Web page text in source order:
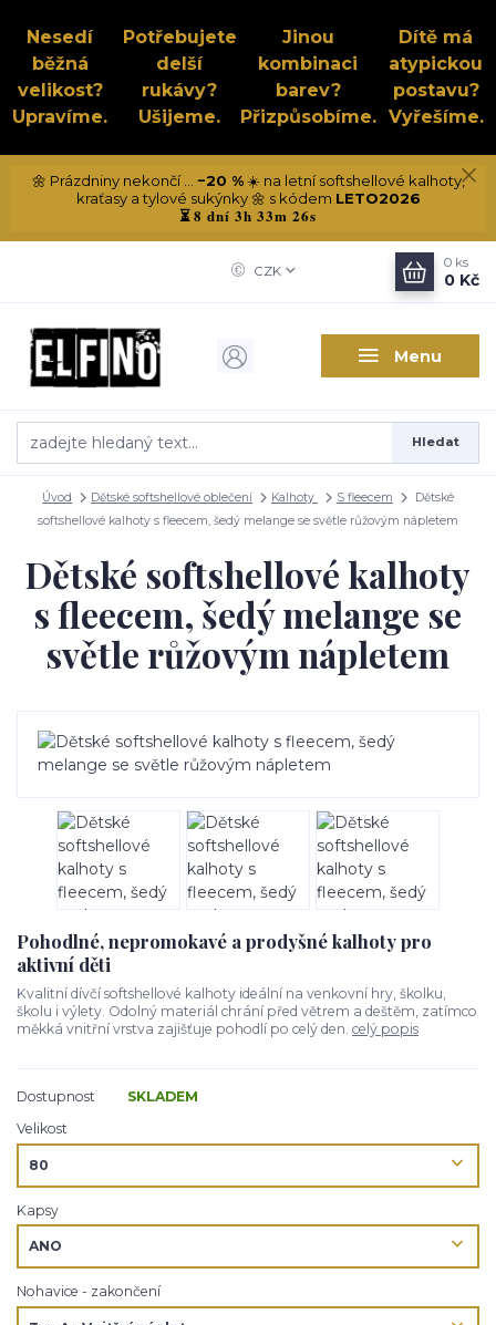
Nesedí
běžná
velikost?
Upravíme.
Potřebujete
delší
rukávy?
Ušijeme.
Jinou
kombinaci
barev?
Přizpůsobíme.
Dítě má
atypickou
postavu?
Vyřešíme.
🌼 Prázdniny nekončí ... −20 %☀️ na letní softshellové kalhoty,
kraťasy a tylové sukýnky 🌼 s kódem LETO2026
⏳8 dní 3h 33m 25s
Menu
CZK
Hledat
0 ks
0 Kč
Úvod Dětské softshellové oblečení Kalhoty S fleecem
Dětské
softshellové kalhoty s fleecem, šedý melange se světle růžovým nápletem
Dětské softshellové kalhoty
s fleecem, šedý melange se
světle růžovým nápletem
Pohodlné, nepromokavé a prodyšné kalhoty pro
aktivní děti
Kvalitní dívčí softshellové kalhoty ideální na venkovní hry, školku,
školu i výlety. Odolný materiál chrání před větrem a deštěm, zatímco
měkká vnitřní vrstva zajišťuje pohodlí po celý den. celý popis
Dostupnost
SKLADEM
Velikost
Kapsy
Nohavice - zakončení